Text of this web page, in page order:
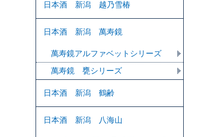
日本酒 新潟 越乃雪椿
日本酒 新潟 萬寿鏡
萬寿鏡アルファベットシリーズ
萬寿鏡 甕シリーズ
日本酒 新潟 鶴齢
日本酒 新潟 八海山